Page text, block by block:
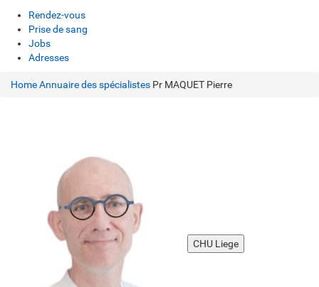
Rendez-vous
Prise de sang
Jobs
Adresses
HomeAnnuaire des spécialistes Pr MAQUET Pierre
CHU Liege